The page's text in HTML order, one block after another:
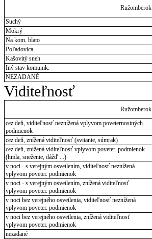
Ružomberok
Suchý
Mokrý
Na kom. blato
Poľadovica
Kašovitý sneh
Iný stav komunik.
NEZADANÉ
Viditeľnosť
Ružomberok
cez deň, viditeľnosť neznížená vplyvom poveternostných
podmienok
cez deň, znížená viditeľnosť (svitanie, súmrak)
cez deň, znížená viditeľnosť vplyvom poveter. podmienok
(hmla, sneženie, dážď ...)
v noci - s verejným osvetlením, viditeľnosť neznížená
vplyvom poveter. podmienok
v noci - s verejným osvetlením, znížená viditeľnosť
vplyvom poveter. podmienok
v noci bez verejného osvetlenia, viditeľnosť neznížená
vplyvom poveter. podmienok
v noci bez verejného osvetlenia, znížená viditeľnosť
vplyvom poveter. podmienok
nezadané